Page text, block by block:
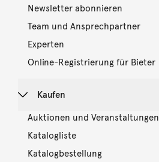
Newsletter abonnieren
Team und Ansprechpartner
Experten
Online-Registrierung für Bieter
Kaufen
Auktionen und Veranstaltungen
Katalogliste
Katalogbestellung